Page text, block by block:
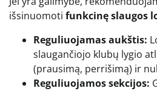
išsinuomoti funkcinę slaugos
Reguliuojamas aukštis:
slaugančiojo klubų lygio
(prausimą, perrišimą) ir
Reguliuojamos sekcijos: